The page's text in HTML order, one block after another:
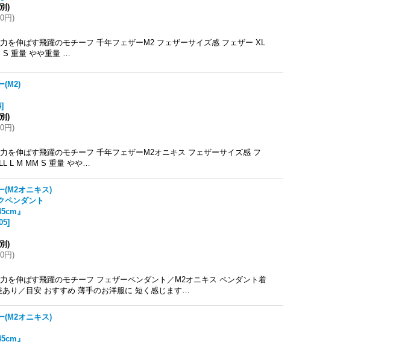
)
円)
を伸ばす飛躍のモチーフ 千年フェザーM2 フェザーサイズ感 フェザー XL
S 重量 やや重量 …
(M2)
]
)
円)
を伸ばす飛躍のモチーフ 千年フェザーM2オニキス フェザーサイズ感 フ
L M MM S 重量 やや…
(M2オニキス)
ペンダント
』
]
)
円)
を伸ばす飛躍のモチーフ フェザーペンダント／M2オニキス ペンダント着
あり／目安 おすすめ 薄手のお洋服に 短く感じます…
(M2オニキス)
』